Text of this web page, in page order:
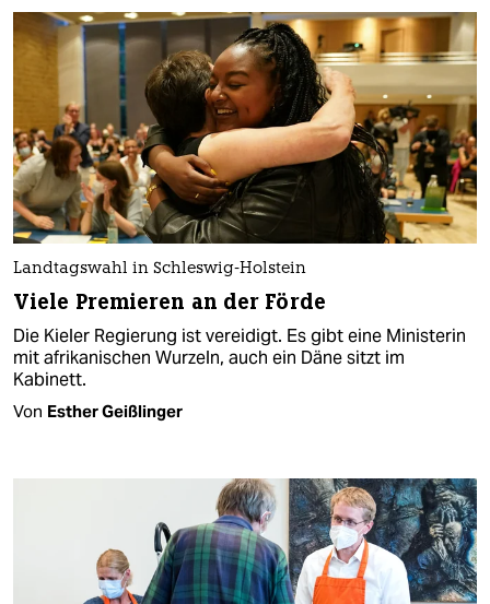
Landtagswahl in Schleswig-Holstein
Viele Premieren an der Förde
Die Kieler Regierung ist vereidigt. Es gibt eine Ministerin
mit afrikanischen Wurzeln, auch ein Däne sitzt im
Kabinett.
Von Esther Geißlinger